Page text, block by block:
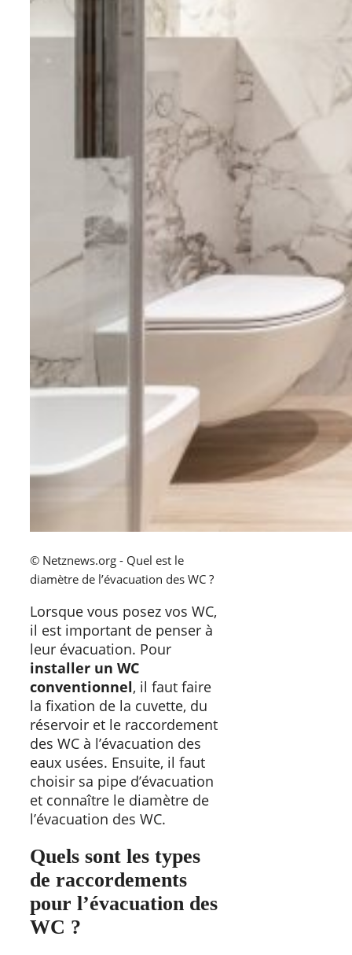
© Netznews.org - Quel est le
diamètre de l’évacuation des WC ?
Lorsque vous posez vos WC,
il est important de penser à
leur évacuation. Pour
installer un WC
conventionnel, il faut faire
la fixation de la cuvette, du
réservoir et le raccordement
des WC à l’évacuation des
eaux usées. Ensuite, il faut
choisir sa pipe d’évacuation
et connaître le diamètre de
l’évacuation des WC.
Quels sont les types
de raccordements
pour l’évacuation des
WC ?